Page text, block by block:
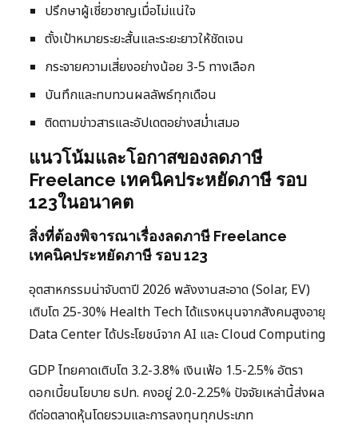
ปรึกษาผู้เชี่ยวชาญเมื่อไม่แน่ใจ
ตั้งเป้าหมายระยะสั้นและระยะยาวให้ชัดเจน
กระจายความเสี่ยงอย่างน้อย 3-5 ทางเลือก
บันทึกและทบทวนผลลัพธ์ทุกเดือน
ติดตามข่าวสารและอัปเดตอย่างสม่ำเสมอ
แนวโน้มและโอกาสของลดภาษี
Freelance เทคนิคประหยัดภาษี รอบ
123ในอนาคต
สิ่งที่ต้องพิจารณาเรื่องลดภาษี Freelance
เทคนิคประหยัดภาษี รอบ 123
อุตสาหกรรมน่าจับตาปี 2026 พลังงานสะอาด (Solar, EV)
เติบโต 25-30% Health Tech ได้แรงหนุนจากสังคมสูงอายุ
Data Center ได้ประโยชน์จาก AI และ Cloud Computing
GDP ไทยคาดเติบโต 3.2-3.8% เงินเฟ้อ 1.5-2.5% อัตรา
ดอกเบี้ยนโยบาย ธปท. คงอยู่ 2.0-2.25% ปัจจัยเหล่านี้ส่งผล
ดีต่อตลาดหุ้นโดยรวมและการลงทุนทุกประเภท